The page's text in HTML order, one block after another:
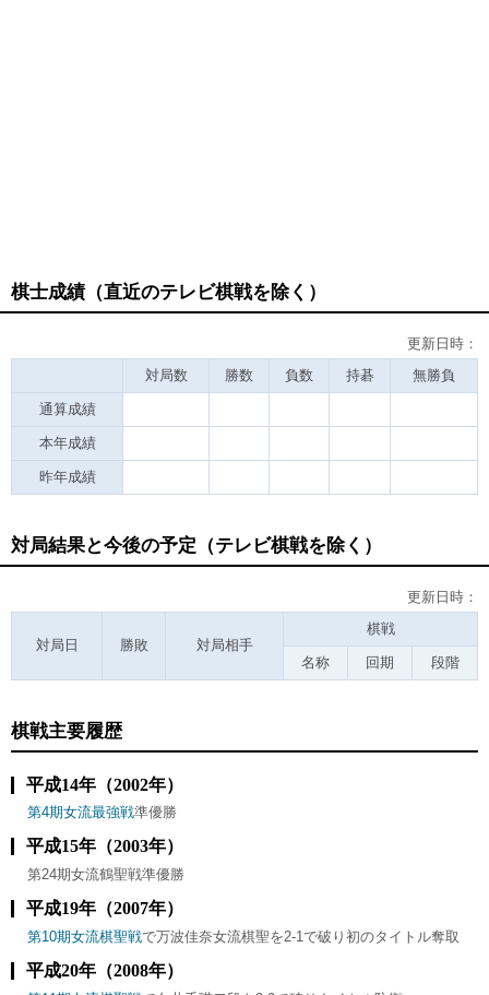
棋士成績（直近のテレビ棋戦を除く）
更新日時：
対局数
勝数 負数 持碁 無勝負
通算成績
本年成績
昨年成績
対局結果と今後の予定（テレビ棋戦を除く）
更新日時：
対局日 勝敗 対局相手
棋戦
名称 回期 段階
棋戦主要履歴
平成14年（2002年）
第4期女流最強戦準優勝
平成15年（2003年）
第24期女流鶴聖戦準優勝
平成19年（2007年）
第10期女流棋聖戦で万波佳奈女流棋聖を2-1で破り初のタイトル奪取
平成20年（2008年）